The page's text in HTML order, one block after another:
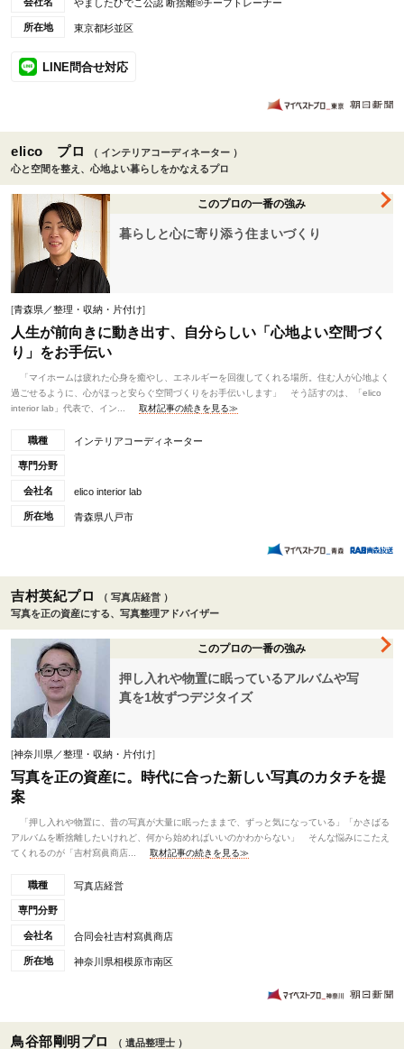
やましたひでこ公認 断捨離®チーフトレーナー
所在地 東京都杉並区
LINE問合せ対応
elico プロ
（ インテリアコーディネーター ）
心と空間を整え、心地よい暮らしをかなえるプロ
このプロの一番の強み
暮らしと心に寄り添う住まいづくり
[青森県／整理・収納・片付け]
人生が前向きに動き出す、自分らしい「心地よい空間づく
り」をお手伝い
「マイホームは疲れた心身を癒やし、エネルギーを回復してくれる場所。住む人が心地よく
過ごせるように、心がほっと安らぐ空間づくりをお手伝いします」 そう話すのは、「elico
interior lab」代表で、イン...
取材記事の続きを見る≫
職種 インテリアコーディネーター
専門分野
会社名 elico interior lab
所在地 青森県八戸市
吉村英紀プロ
（ 写真店経営 ）
写真を正の資産にする、写真整理アドバイザー
このプロの一番の強み
押し入れや物置に眠っているアルバムや写
真を1枚ずつデジタイズ
[神奈川県／整理・収納・片付け]
写真を正の資産に。時代に合った新しい写真のカタチを提
案
「押し入れや物置に、昔の写真が大量に眠ったままで、ずっと気になっている」「かさばる
アルバムを断捨離したいけれど、何から始めればいいのかわからない」 そんな悩みにこたえ
てくれるのが「吉村寫眞商店...
取材記事の続きを見る≫
職種 写真店経営
専門分野
会社名 合同会社吉村寫眞商店
所在地 神奈川県相模原市南区
鳥谷部剛明プロ
（ 遺品整理士 ）